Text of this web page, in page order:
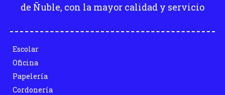
de Ñuble, con la mayor calidad y servicio
Escolar
Oficina
Papelería
Cordonería